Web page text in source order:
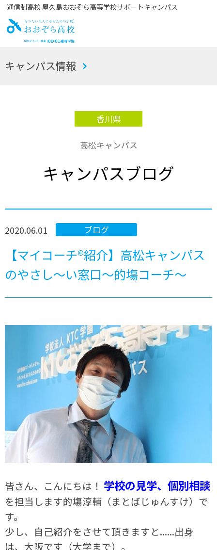
通信制高校 屋久島おおぞら高等学校サポートキャンパス
お
キャンパス情報
香川県
高松キャンパス
キャンパスブログ
ブログ
2020.06.01
【マイコーチ®紹介】高松キャンパス
のやさし～い窓口～的塲コーチ～
皆さん、こんにちは！ 学校の見学、個別相談
を担当します的塲淳輔（まとばじゅんすけ）で
す。
少し、自己紹介をさせて頂きますと......出身
は、大阪です（大学まで）。